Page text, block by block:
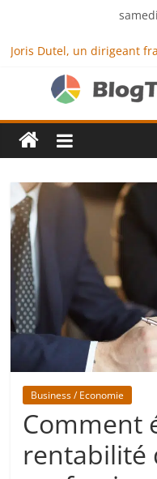
Joris Dutel, un dirigeant
Agria Assurance
démarque-t-elle de la
JCA Academy :
financière
Denis Bouclon : la
Next Terra International :
du commerce international
Business / Economie
Comment
rentabilité